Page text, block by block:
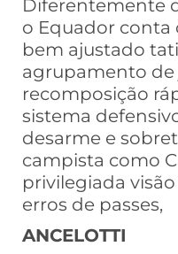
Diferentemente
o Equador conta
bem ajustado
agrupamento de
recomposição
sistema
desarme e
campista como
privilegiada
erros de passes,
ANCELOTTI